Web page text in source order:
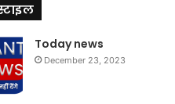
Today news
December 23, 2023